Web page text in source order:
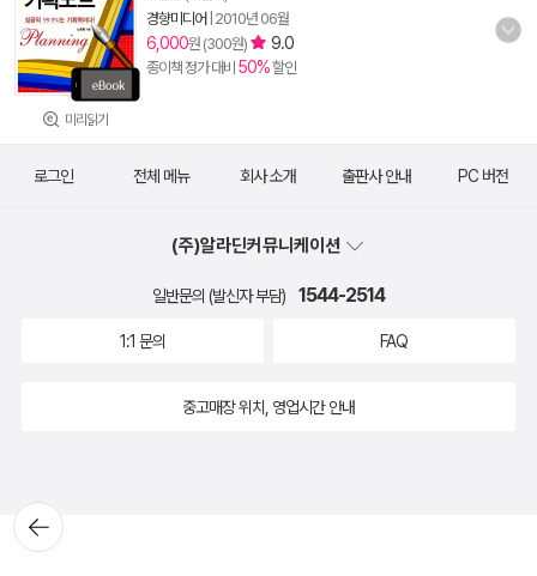
미리읽기
경향미디어 2010년 06월
6,000원 (300원) 9.0
종이책 정가 대비 50%할인
뒤로가
기
로그인 전체 메뉴 회사 소개 출판사 안내 PC 버전
(주)알라딘커뮤니케이션
일반문의 (발신자 부담) 1544-2514
1:1 문의 FAQ
중고매장 위치, 영업시간 안내